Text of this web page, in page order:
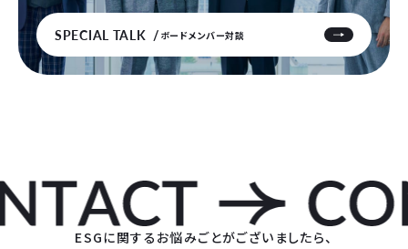
SPECIAL TALK ボードメンバー対談
ESGに関するお悩みごとがございましたら、